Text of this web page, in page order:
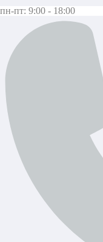
пн-пт: 9:00 - 18:00